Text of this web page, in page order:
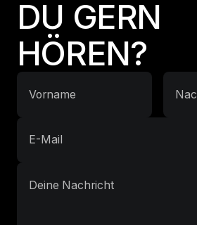
DU GERN
HÖREN?